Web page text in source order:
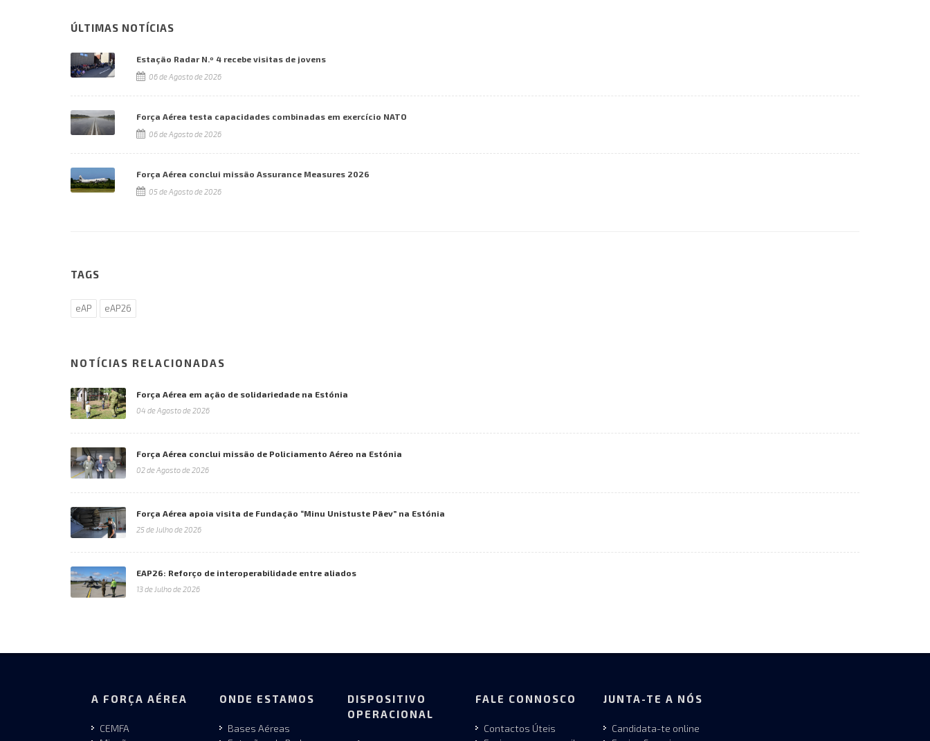
ÚLTIMAS NOTÍCIAS
Estação Radar N.º 4 recebe visitas de jovens
06 de Agosto de 2026
Força Aérea testa capacidades combinadas em exercício NATO
06 de Agosto de 2026
Força Aérea conclui missão Assurance Measures 2026
05 de Agosto de 2026
TAGS
eAP eAP26
NOTÍCIAS RELACIONADAS
Força Aérea em ação de solidariedade na Estónia
04 de Agosto de 2026
Força Aérea conclui missão de Policiamento Aéreo na Estónia
02 de Agosto de 2026
Força Aérea apoia visita de Fundação “Minu Unistuste Päev” na Estónia
25 de Julho de 2026
EAP26: Reforço de interoperabilidade entre aliados
13 de Julho de 2026
A FORÇA AÉREA
CEMFA
ONDE ESTAMOS
Bases Aéreas
DISPOSITIVO
OPERACIONAL
FALE CONNOSCO
Contactos Úteis
JUNTA-TE A NÓS
Candidata-te online